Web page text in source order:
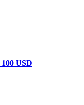
USD